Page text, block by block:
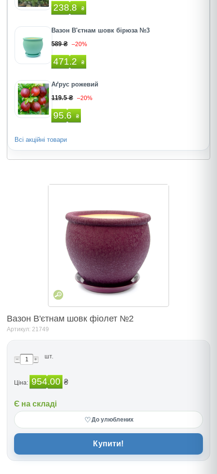
238.8 ₴
Вазон В'єтнам шовк бірюза №3
589 ₴ –20%
471.2 ₴
Аґрус рожевий
119.5 ₴ –20%
95.6 ₴
Всі акційні товари
Вазон В'єтнам шовк фіолет №2
Артикул: 21749
шт.
Ціна: 954.00 ₴
Є на складі
♡До улюблених
Купити!